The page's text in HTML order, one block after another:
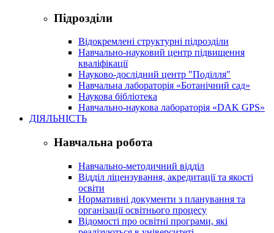
Підрозділи
Відокремлені структурні підрозділи
Навчально-науковий центр підвищення
кваліфікації
Науково-дослідний центр "Поділля"
Навчальна лабораторія «Ботанічний сад»
Наукова бібліотека
Навчально-наукова лабораторія «DAK GPS»
ДІЯЛЬНІСТЬ
Навчальна робота
Навчально-методичний відділ
Відділ ліцензування, акредитації та якості
освіти
Нормативні документи з планування та
організації освітнього процесу
Відомості про освітні програми, які